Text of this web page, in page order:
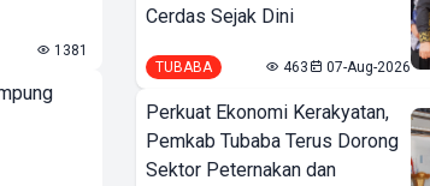
1381
Cerdas Sejak Dini
TUBABA 463 07-Aug-2026
Perkuat Ekonomi Kerakyatan,
Pemkab Tubaba Terus Dorong
Sektor Peternakan dan